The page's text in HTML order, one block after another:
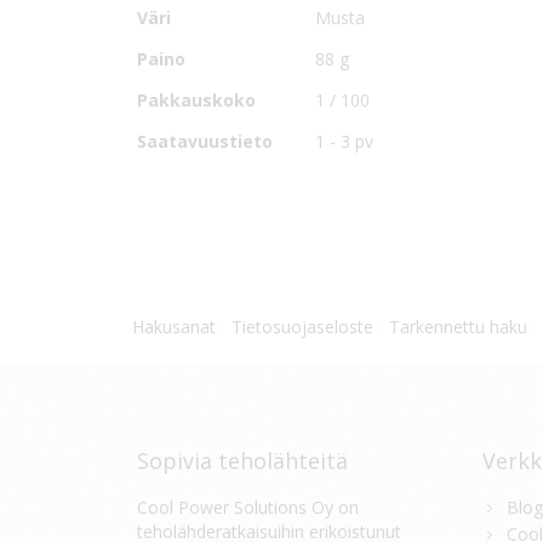
Väri
Musta
Paino
88 g
Pakkauskoko
1 / 100
Saatavuustieto
1 - 3 pv
Hakusanat Tietosuojaseloste Tarkennettu haku
Sopivia teholähteitä
Cool Power Solutions Oy on
teholähderatkaisuihin erikoistunut